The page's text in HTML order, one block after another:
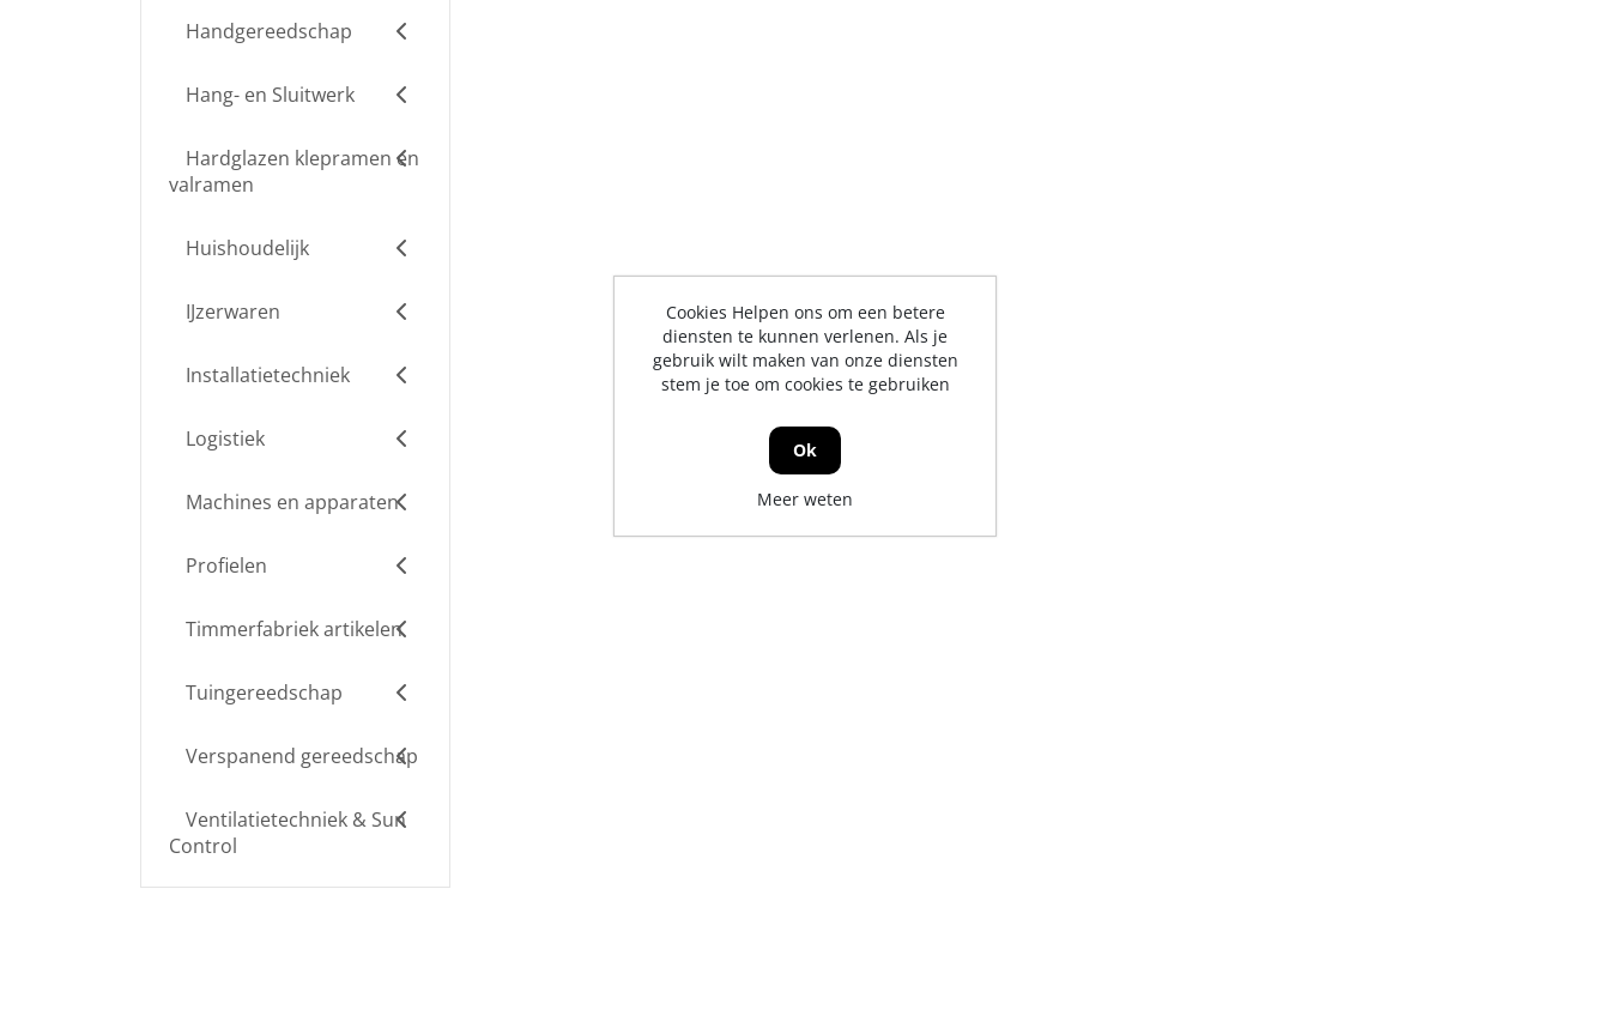
Handgereedschap
Hang- en Sluitwerk
Hardglazen klepramen en
valramen
Huishoudelijk
IJzerwaren
Installatietechniek
Logistiek
Machines en apparaten
Profielen
Timmerfabriek artikelen
Tuingereedschap
Verspanend gereedschap
Ventilatietechniek & Sun
Control
Cookies Helpen ons om een betere
diensten te kunnen verlenen. Als je
gebruik wilt maken van onze diensten
stem je toe om cookies te gebruiken
Ok
Meer weten